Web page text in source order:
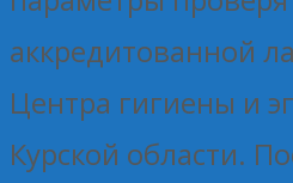
аккредитованной
Центра гигиены и
Курской области.